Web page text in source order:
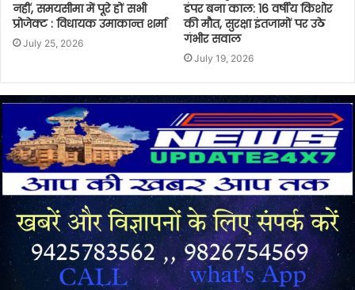
नहीं, समयसीमा में पूरे हों सभी
प्रोजेक्ट : विधायक उमाकान्त शर्मा
July 25, 2026
डंपर बना काल: 16 वर्षीय किशोर
की मौत, सुरक्षा इंतजामों पर उठे
गंभीर सवाल
July 19, 2026